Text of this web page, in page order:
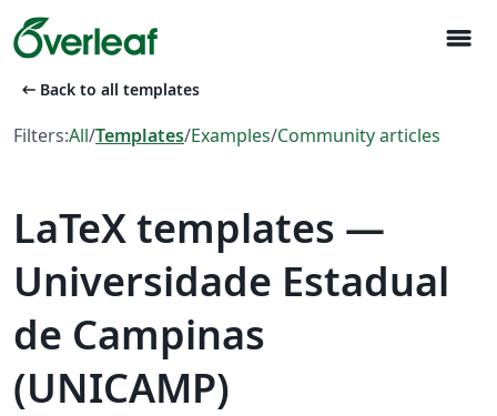
menu
arrow_left_alt Back to all templates
Filters:All/Templates/Examples/Community articles
LaTeX templates —
Universidade Estadual
de Campinas
(UNICAMP)